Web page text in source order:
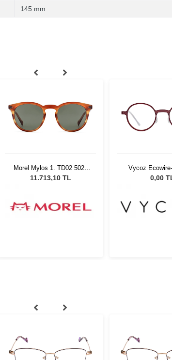
145 mm
Morel Mylos 1. TD02 5021
Unisex Güneş Gözlüğü
11.713,10 TL
Vycoz
RED 46-22
0,00